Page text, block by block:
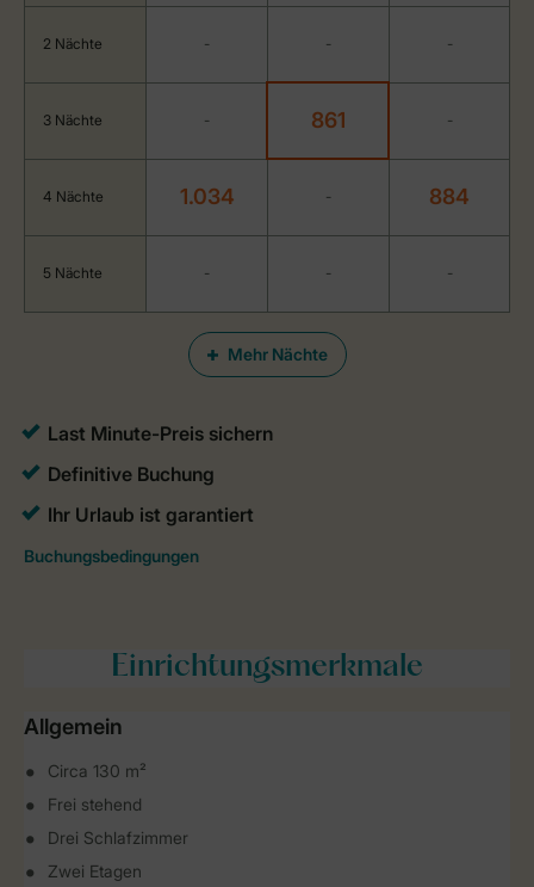
Mehr Nächte
2 Nächte - - -
3 Nächte - 861 -
4 Nächte 1.034 - 884
5 Nächte - - -
Einrichtungsmerkmale
Allgemein
Circa 130 m²
Frei stehend
Drei Schlafzimmer
Zwei Etagen